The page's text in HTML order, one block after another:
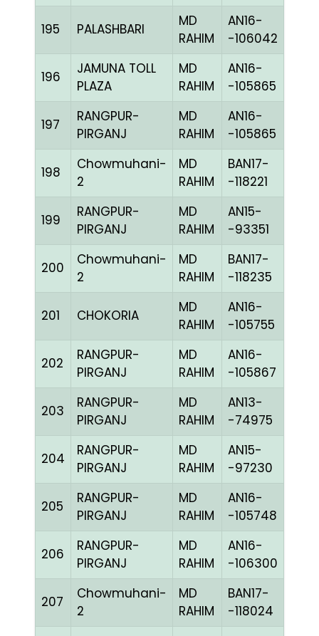
195 PALASHBARI
MD
RAHIM
AN16-
-106042
196
JAMUNA TOLL
PLAZA
MD
RAHIM
AN16-
-105865
197
RANGPUR-
PIRGANJ
MD
RAHIM
AN16-
-105865
198
Chowmuhani-
2
MD
RAHIM
BAN17-
-118221
199
RANGPUR-
PIRGANJ
MD
RAHIM
AN15-
-93351
200
Chowmuhani-
2
MD
RAHIM
BAN17-
-118235
201 CHOKORIA
MD
RAHIM
AN16-
-105755
202
RANGPUR-
PIRGANJ
MD
RAHIM
AN16-
-105867
203
RANGPUR-
PIRGANJ
MD
RAHIM
AN13-
-74975
204
RANGPUR-
PIRGANJ
MD
RAHIM
AN15-
-97230
205
RANGPUR-
PIRGANJ
MD
RAHIM
AN16-
-105748
206
RANGPUR-
PIRGANJ
MD
RAHIM
AN16-
-106300
207
Chowmuhani-
2
MD
RAHIM
BAN17-
-118024